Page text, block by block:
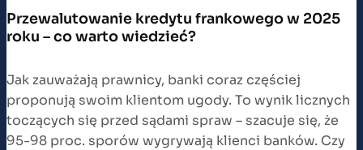
Przewalutowanie kredytu frankowego w 2025
roku – co warto wiedzieć?
Jak zauważają prawnicy, banki coraz częściej
proponują swoim klientom ugody. To wynik licznych
toczących się przed sądami spraw – szacuje się, że
95-98 proc. sporów wygrywają klienci banków. Czy